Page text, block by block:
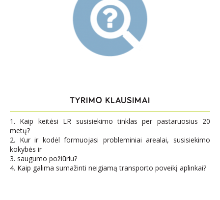
TYRIMO KLAUSIMAI
1. Kaip keitėsi LR susisiekimo tinklas per pastaruosius 20
metų?
2. Kur ir kodėl formuojasi probleminiai arealai, susisiekimo
kokybės ir
3. saugumo požiūriu?
4. Kaip galima sumažinti neigiamą transporto poveikį aplinkai?